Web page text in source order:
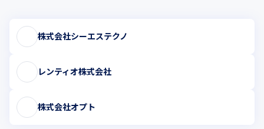
株式会社シーエステクノ
レンティオ株式会社
株式会社オプト